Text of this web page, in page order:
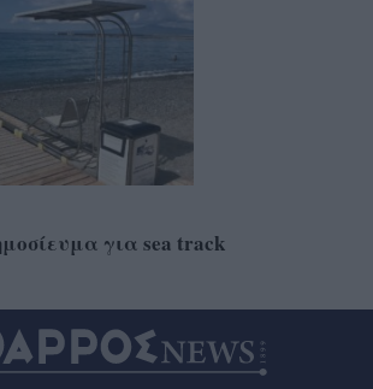
για sea track